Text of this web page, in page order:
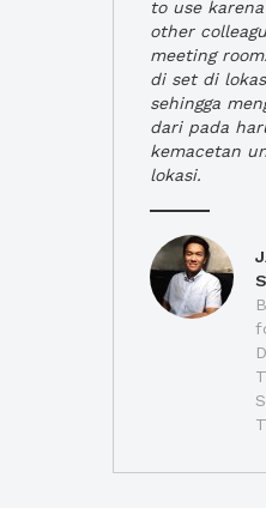
to use
other
meeting
di set di
sehingga
dari pada
kemacetan
lokasi.